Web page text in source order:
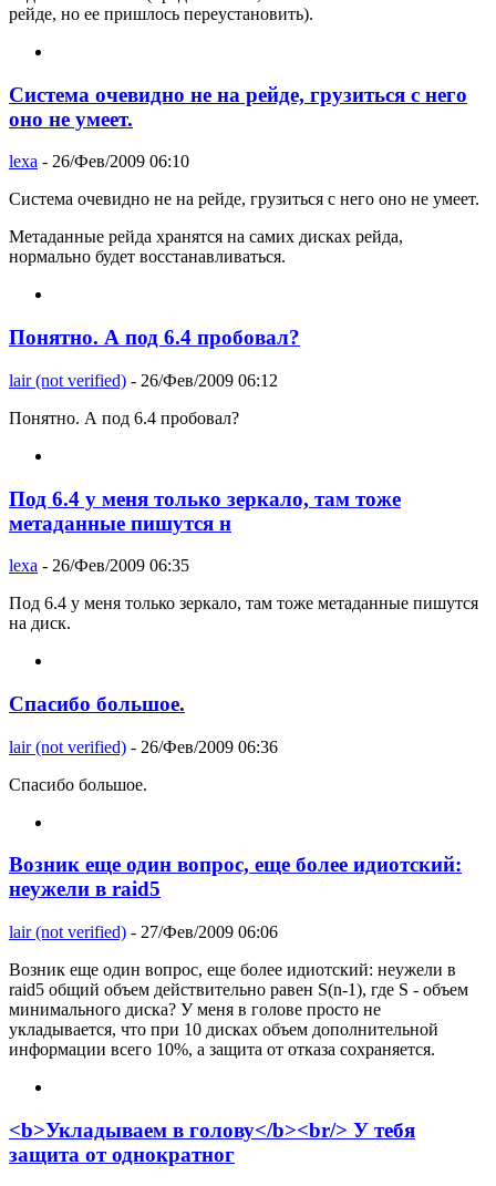
рейде, но ее пришлось переустановить).
Система очевидно не на рейде, грузиться с него
оно не умеет.
lexa - 26/Фев/2009 06:10
Система очевидно не на рейде, грузиться с него оно не умеет.
Метаданные рейда хранятся на самих дисках рейда,
нормально будет восстанавливаться.
Понятно. А под 6.4 пробовал?
lair (not verified) - 26/Фев/2009 06:12
Понятно. А под 6.4 пробовал?
Под 6.4 у меня только зеркало, там тоже
метаданные пишутся н
lexa - 26/Фев/2009 06:35
Под 6.4 у меня только зеркало, там тоже метаданные пишутся
на диск.
Спасибо большое.
lair (not verified) - 26/Фев/2009 06:36
Спасибо большое.
Возник еще один вопрос, еще более идиотский:
неужели в raid5
lair (not verified) - 27/Фев/2009 06:06
Возник еще один вопрос, еще более идиотский: неужели в
raid5 общий объем действительно равен S(n-1), где S - объем
минимального диска? У меня в голове просто не
укладывается, что при 10 дисках объем дополнительной
информации всего 10%, а защита от отказа сохраняется.
<b>Укладываем в голову</b><br/> У тебя
защита от однократног